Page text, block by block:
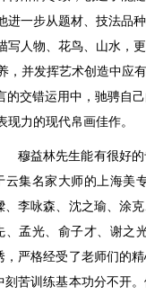
一步从题材、技法品
写人物、花鸟、山水，
，并发挥艺术创造中应
的交错运用中，驰骋自
力的现代帛画佳作。
穆益林先生能有很好
云集名家大师的上海美
、李咏森、沈之瑜、涂
、孟光、俞子才、谢之
，严格经受了老师们的
刻苦训练基本功分不开